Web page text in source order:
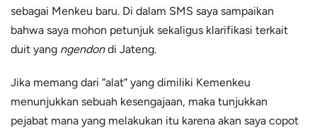
sebagai Menkeu baru. Di dalam SMS saya sampaikan
bahwa saya mohon petunjuk sekaligus klarifikasi terkait
duit yang ngendondi Jateng.
Jika memang dari “alat” yang dimiliki Kemenkeu
menunjukkan sebuah kesengajaan, maka tunjukkan
pejabat mana yang melakukan itu karena akan saya copot